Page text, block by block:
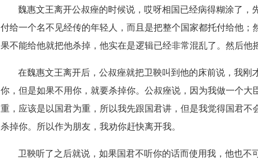
魏惠文王离开公叔痤的时候说，哎呀相国已经病得糊涂了，
付给一个名不见经传的年轻人，而且是把整个国家都托付给他；
果不能给他就把他杀掉，他实在是逻辑已经非常混乱了。然后他
在魏惠文王离开后，公叔痤就把卫鞅叫到他的床前说，我刚
你，但是如果不用你，就要杀掉你。公叔痤说，因为我做一个大
重，应该是以国君为重，所以我先跟国君讲，但是我觉得国君不
杀掉你。所以作为朋友，我劝你赶快离开我。
卫鞅听了之后就说，如果国君不听你的话而使用我，他也不